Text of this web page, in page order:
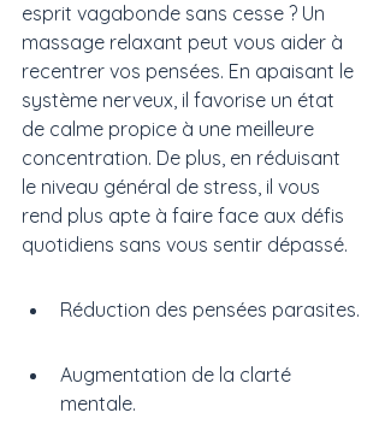
esprit vagabonde sans cesse ? Un
massage relaxant peut vous aider à
recentrer vos pensées. En apaisant le
système nerveux, il favorise un état
de calme propice à une meilleure
concentration. De plus, en réduisant
le niveau général de stress, il vous
rend plus apte à faire face aux défis
quotidiens sans vous sentir dépassé.
Réduction des pensées parasites.
Augmentation de la clarté
mentale.